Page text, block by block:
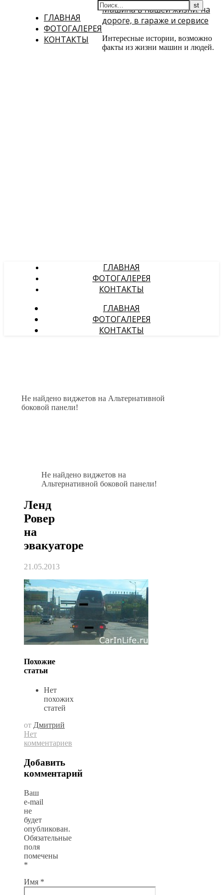
ГЛАВНАЯ
ФОТОГАЛЕРЕЯ
КОНТАКТЫ
Машина в нашей жизни: на
дороге, в гараже и сервисе
Интересные истории, возможно
факты из жизни машин и людей.
ГЛАВНАЯ
ФОТОГАЛЕРЕЯ
КОНТАКТЫ
ГЛАВНАЯ
ФОТОГАЛЕРЕЯ
КОНТАКТЫ
Не найдено виджетов на Альтернативной
боковой панели!
Не найдено виджетов на
Альтернативной боковой панели!
Ленд
Ровер
на
эвакуаторе
21.05.2013
Похожие
статьи
Нет
похожих
статей
от Дмитрий
Нет
комментариев
Добавить
комментарий
Ваш
e-mail
не
будет
опубликован.
Обязательные
поля
помечены
*
Имя *